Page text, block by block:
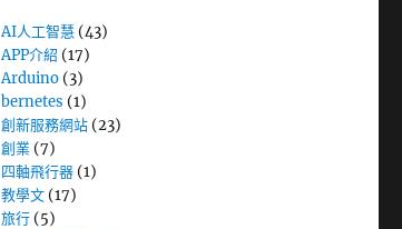
AI人工智慧 (43)
APP介紹 (17)
Arduino (3)
bernetes (1)
創新服務網站 (23)
創業 (7)
四軸飛行器 (1)
教學文 (17)
旅行 (5)